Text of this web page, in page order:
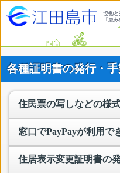
各種証明書の発行・
住民票の写しなどの様
窓口でPayPayが利用で
住居表示変更証明書の